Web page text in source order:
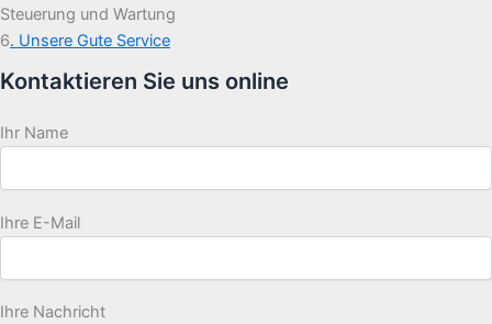
Steuerung und Wartung
6. Unsere Gute Service
Kontaktieren Sie uns online
Ihr Name
Ihre E-Mail
Ihre Nachricht